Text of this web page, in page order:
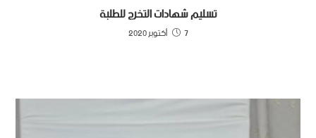
تسليم شهادات التخرج للطلبة
7 أكتوبر 2020